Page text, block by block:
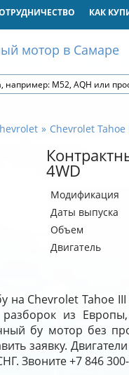
КАК
мотор в Самаре
Chevrolet Tahoe
4WD
Модификация
Даты выпуска
Объем
Двигатель
на Chevrolet Tahoe
разборок из
бу мотор без
заявку.
Звоните +7 846